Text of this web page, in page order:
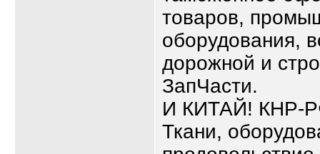
товаров,
оборудования,
дорожной и
ЗапЧасти.
И КИТАЙ! КНР-
Ткани,